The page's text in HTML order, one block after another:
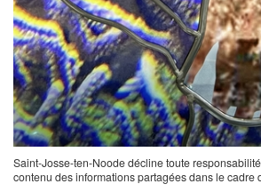
Saint-Josse-ten-Noode décline toute
contenu des informations partagées dans le cadre